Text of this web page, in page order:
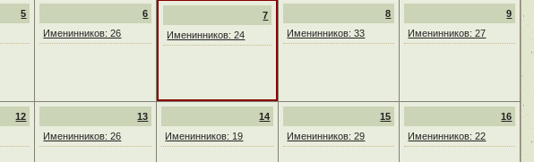
5
6
Именинников: 26
7
Именинников: 24
8
Именинников: 33
9
Именинников: 27
12
13
Именинников: 26
14
Именинников: 19
15
Именинников: 29
16
Именинников: 22